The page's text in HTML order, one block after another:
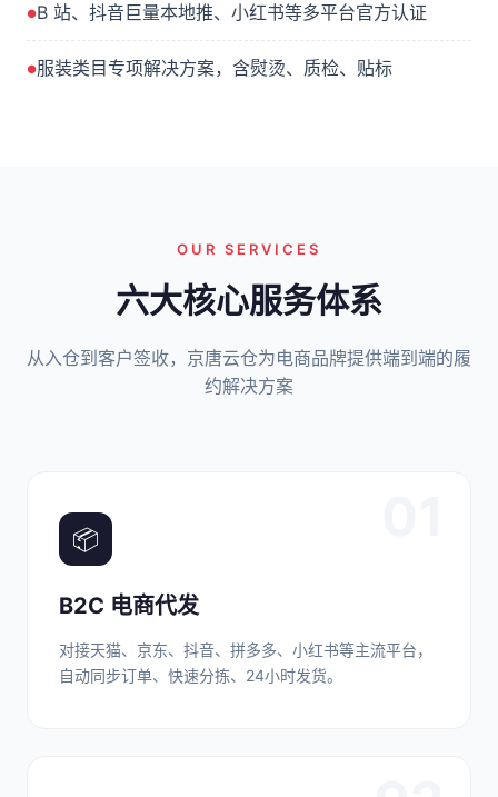
B 站、抖音巨量本地推、小红书等多平台官方认证
服装类目专项解决方案，含熨烫、质检、贴标
OUR SERVICES
六大核心服务体系
从入仓到客户签收，京唐云仓为电商品牌提供端到端的履
约解决方案
📦
B2C 电商代发
对接天猫、京东、抖音、拼多多、小红书等主流平台，
自动同步订单、快速分拣、24小时发货。